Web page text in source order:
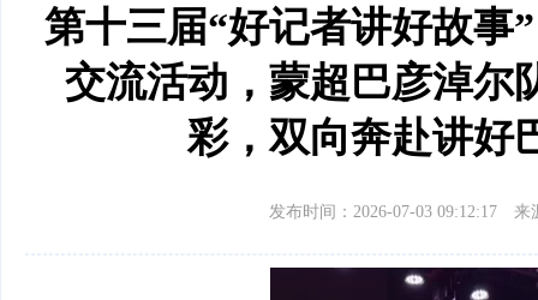
第十三届“好记者讲好故事
交流活动，蒙超巴彦淖尔
彩，双向奔赴讲好
发布时间：2026-07-03 09:12:17 来